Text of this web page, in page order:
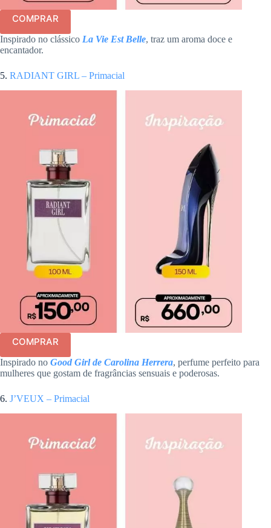
COMPRAR
Inspirado no clássico La Vie Est Belle, traz um aroma doce e
encantador.
5. RADIANT GIRL – Primacial
COMPRAR
Inspirado no Good Girl de Carolina Herrera, perfume perfeito para
mulheres que gostam de fragrâncias sensuais e poderosas.
6. J’VEUX – Primacial